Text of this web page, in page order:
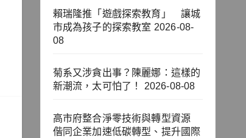
賴瑞隆推「遊戲探索教育」 讓城
市成為孩子的探索教室 2026-08-
08
菊系又涉貪出事？陳麗娜：這樣的
新潮流，太可怕了！
2026-08-08
高市府整合淨零技術與轉型資源
偕同企業加速低碳轉型、提升國際